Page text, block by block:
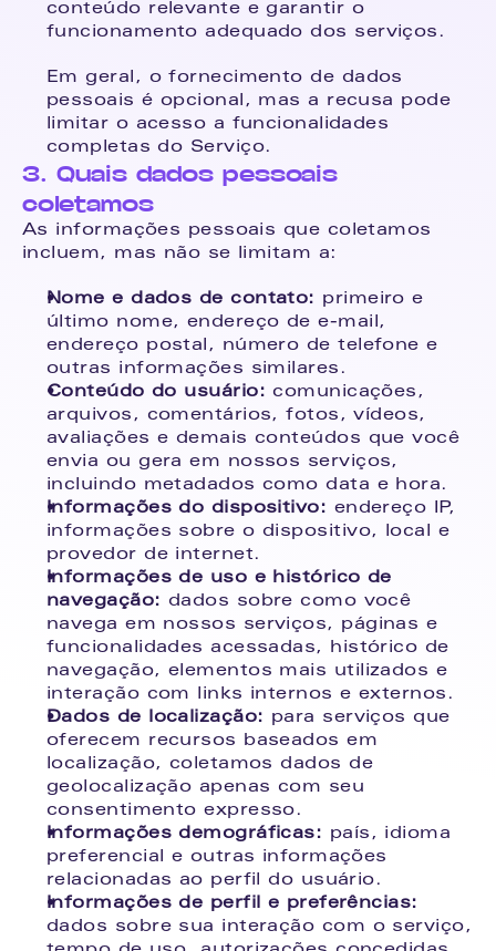
conteúdo relevante e garantir o
funcionamento adequado dos serviços.
Em geral, o fornecimento de dados
pessoais é opcional, mas a recusa pode
limitar o acesso a funcionalidades
completas do Serviço.
3. Quais dados pessoais
coletamos
As informações pessoais que coletamos
incluem, mas não se limitam a:
Nome e dados de contato: primeiro e
último nome, endereço de e-mail,
endereço postal, número de telefone e
outras informações similares.
Conteúdo do usuário: comunicações,
arquivos, comentários, fotos, vídeos,
avaliações e demais conteúdos que você
envia ou gera em nossos serviços,
incluindo metadados como data e hora.
Informações do dispositivo: endereço IP,
informações sobre o dispositivo, local e
provedor de internet.
Informações de uso e histórico de
navegação: dados sobre como você
navega em nossos serviços, páginas e
funcionalidades acessadas, histórico de
navegação, elementos mais utilizados e
interação com links internos e externos.
Dados de localização: para serviços que
oferecem recursos baseados em
localização, coletamos dados de
geolocalização apenas com seu
consentimento expresso.
Informações demográficas: país, idioma
preferencial e outras informações
relacionadas ao perfil do usuário.
Informações de perfil e preferências:
dados sobre sua interação com o serviço,